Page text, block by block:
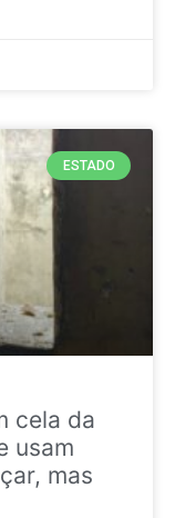
ESTADO
cela da
usam
mas